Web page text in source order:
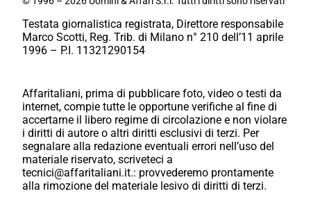
Testata giornalistica registrata, Direttore responsabile
Marco Scotti, Reg. Trib. di Milano n° 210 dell’11 aprile
1996 – P.I. 11321290154
Affaritaliani, prima di pubblicare foto, video o testi da
internet, compie tutte le opportune verifiche al fine di
accertarne il libero regime di circolazione e non violare
i diritti di autore o altri diritti esclusivi di terzi. Per
segnalare alla redazione eventuali errori nell’uso del
materiale riservato, scriveteci a
tecnici@affaritaliani.it.: provvederemo prontamente
alla rimozione del materiale lesivo di diritti di terzi.